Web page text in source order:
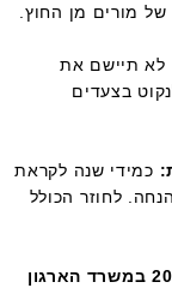
מורים מן החוץ.
לא תיישם את
בצעדים
כמידי שנה לקראת
לחוזר הכולל
הזמנות אפשר לבצע עד יום חמישי, 20.3.2011 במשרד הארגון